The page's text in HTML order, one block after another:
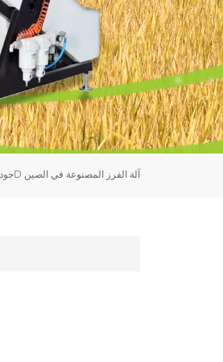
جودة 3D آلة الفرز المصنوعة في الصين